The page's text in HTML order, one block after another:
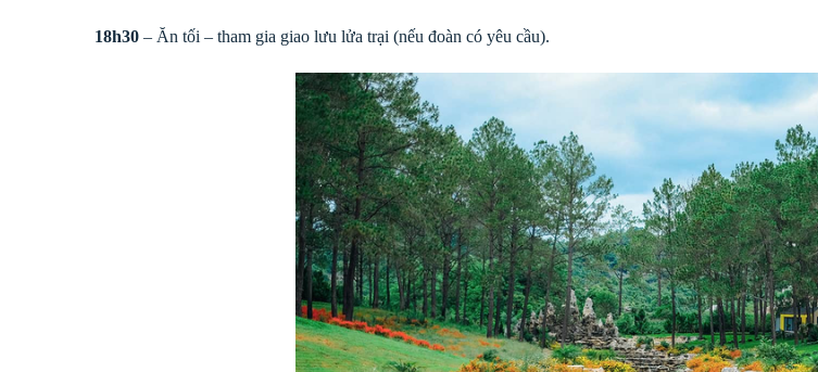
18h30 – Ăn tối – tham gia giao lưu lửa trại (nếu đoàn có yêu cầu).